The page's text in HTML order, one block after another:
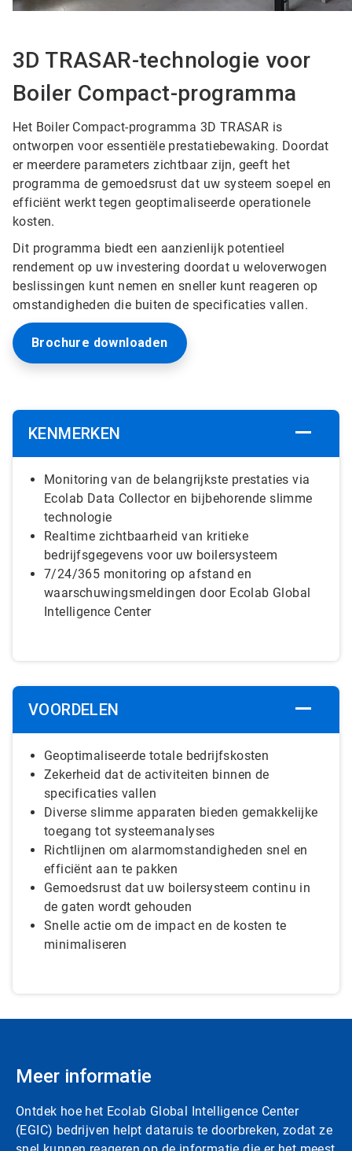
3D TRASAR-technologie voor
Boiler Compact-programma
Het Boiler Compact-programma 3D TRASAR is
ontworpen voor essentiële prestatiebewaking. Doordat
er meerdere parameters zichtbaar zijn, geeft het
programma de gemoedsrust dat uw systeem soepel en
efficiënt werkt tegen geoptimaliseerde operationele
kosten.
Dit programma biedt een aanzienlijk potentieel
rendement op uw investering doordat u weloverwogen
beslissingen kunt nemen en sneller kunt reageren op
omstandigheden die buiten de specificaties vallen.
Brochure downloaden
KENMERKEN
Monitoring van de belangrijkste prestaties via
Ecolab Data Collector en bijbehorende slimme
technologie
Realtime zichtbaarheid van kritieke
bedrijfsgegevens voor uw boilersysteem
7/24/365 monitoring op afstand en
waarschuwingsmeldingen door Ecolab Global
Intelligence Center
VOORDELEN
Geoptimaliseerde totale bedrijfskosten
Zekerheid dat de activiteiten binnen de
specificaties vallen
Diverse slimme apparaten bieden gemakkelijke
toegang tot systeemanalyses
Richtlijnen om alarmomstandigheden snel en
efficiënt aan te pakken
Gemoedsrust dat uw boilersysteem continu in
de gaten wordt gehouden
Snelle actie om de impact en de kosten te
minimaliseren
Meer informatie
Ontdek hoe het Ecolab Global Intelligence Center
(EGIC) bedrijven helpt dataruis te doorbreken, zodat ze